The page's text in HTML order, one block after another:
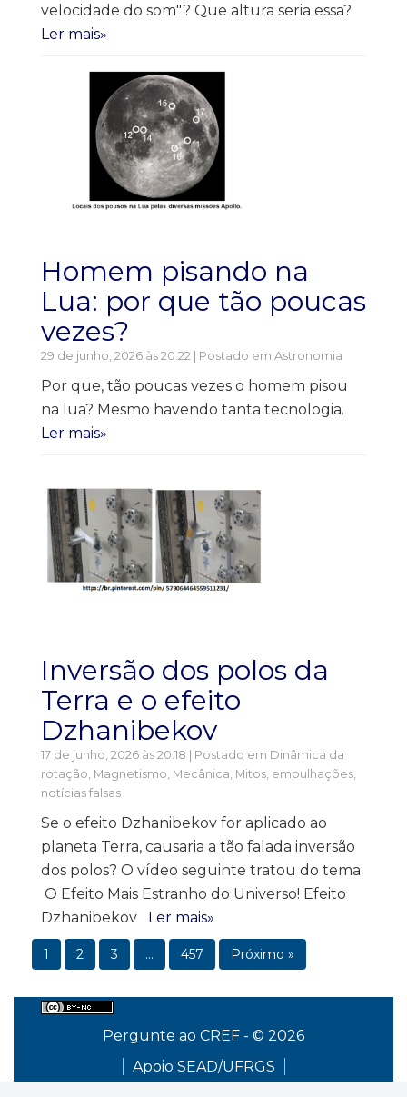
velocidade do som"? Que altura seria essa?
Ler mais»
Homem pisando na
Lua: por que tão poucas
vezes?
29 de junho, 2026 às 20:22 | Postado em Astronomia
Por que, tão poucas vezes o homem pisou
na lua? Mesmo havendo tanta tecnologia.
Ler mais»
Inversão dos polos da
Terra e o efeito
Dzhanibekov
17 de junho, 2026 às 20:18 | Postado em Dinâmica da
rotação Magnetismo Mecânica Mitos, empulhações,
notícias falsas
Se o efeito Dzhanibekov for aplicado ao
planeta Terra, causaria a tão falada inversão
dos polos? O vídeo seguinte tratou do tema:
O Efeito Mais Estranho do Universo! Efeito
Dzhanibekov Ler mais»
1 2 3 … 457 Próximo »
Pergunte ao CREF - © 2026
Apoio SEAD/UFRGS